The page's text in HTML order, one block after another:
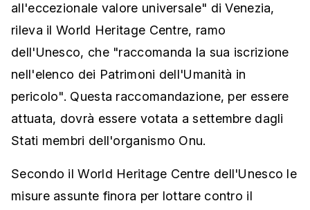
all'eccezionale valore universale" di Venezia,
rileva il World Heritage Centre, ramo
dell'Unesco, che "raccomanda la sua iscrizione
nell'elenco dei Patrimoni dell'Umanità in
pericolo". Questa raccomandazione, per essere
attuata, dovrà essere votata a settembre dagli
Stati membri dell'organismo Onu.
Secondo il World Heritage Centre dell'Unesco le
misure assunte finora per lottare contro il